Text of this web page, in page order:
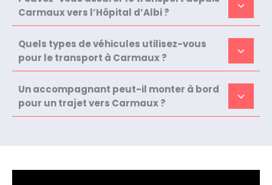
Carmaux vers l’Hôpital d’Albi ?
Quels types de véhicules utilisez-vous
pour le transport à Carmaux ?
Un accompagnant peut-il monter à bord
pour un trajet vers Carmaux ?